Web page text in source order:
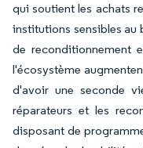
qui soutient les achats
institutions sensibles au
de reconditionnement
l'écosystème
d'avoir une seconde
réparateurs et les
disposant de